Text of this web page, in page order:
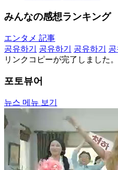
みんなの感想ランキング
エンタメ 記事
공유하기
공유하기 공유하기 공
リンクコピーが完了しました。
포토뷰어
뉴스 메뉴 보기